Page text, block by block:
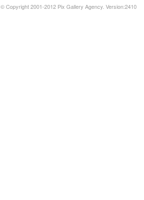
© Copyright 2001-2012 Pix Gallery Agency. Version:2410